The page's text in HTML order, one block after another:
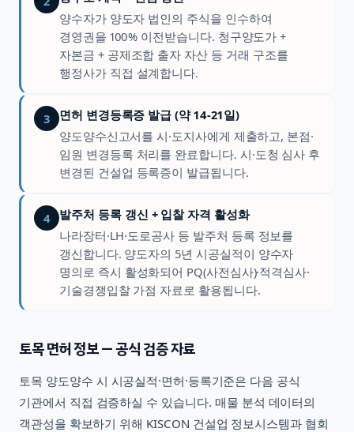
양수자가 양도자 법인의 주식을 인수하여
경영권을 100% 이전받습니다. 청구양도가 +
자본금 + 공제조합 출자 자산 등 거래 구조를
행정사가 직접 설계합니다.
3
면허 변경등록증 발급 (약 14-21일)
양도양수신고서를 시·도지사에게 제출하고, 본점·
임원 변경등록 처리를 완료합니다. 시·도청 심사 후
변경된 건설업 등록증이 발급됩니다.
4
발주처 등록 갱신 + 입찰 자격 활성화
나라장터·LH·도로공사 등 발주처 등록 정보를
갱신합니다. 양도자의 5년 시공실적이 양수자
명의로 즉시 활성화되어 PQ(사전심사)·적격심사·
기술경쟁입찰 가점 자료로 활용됩니다.
토목면허 정보 — 공식 검증 자료
토목 양도양수 시 시공실적·면허·등록기준은 다음 공식
기관에서 직접 검증하실 수 있습니다. 매물 분석 데이터의
객관성을 확보하기 위해 KISCON 건설업 정보시스템과 협회